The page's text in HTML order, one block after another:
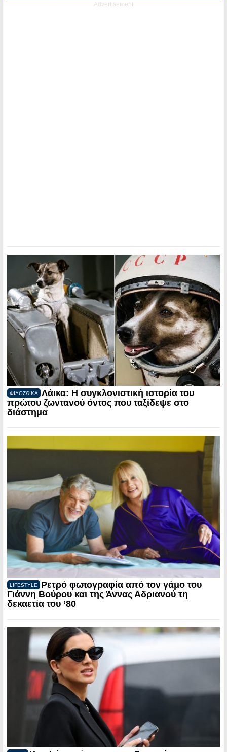
Advertisement
ΦΙΛΟΖΩΙΚΑ
Λάικα: Η συγκλονιστική ιστορία του
πρώτου ζωντανού όντος που ταξίδεψε στο
διάστημα
LIFESTYLE
Ρετρό φωτογραφία από τον γάμο του
Γιάννη Βούρου και της Άννας Αδριανού τη
δεκαετία του ’80